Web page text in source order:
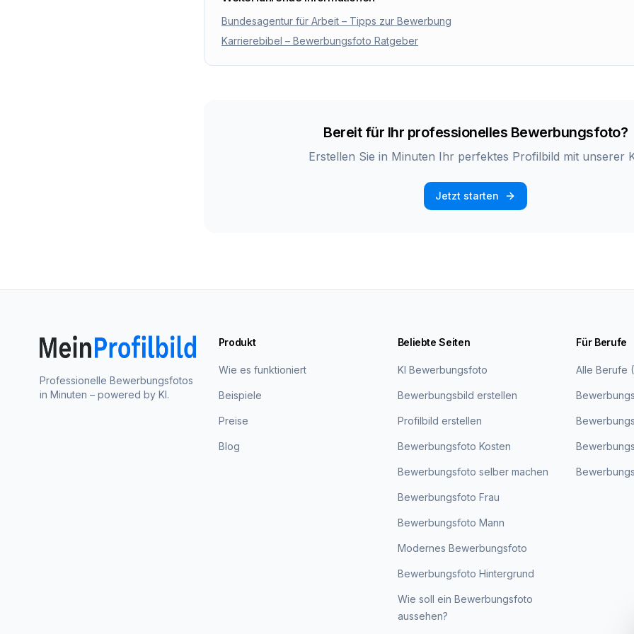
Bundesagentur für Arbeit – Tipps zur Bewerbung
Karrierebibel – Bewerbungsfoto Ratgeber
Bereit für Ihr professionelles Bewerbungsfoto?
Erstellen Sie in Minuten Ihr perfektes Profilbild mit unserer
Jetzt starten
Professionelle Bewerbungsfotos
in Minuten – powered by KI.
Produkt
Wie es funktioniert
Beispiele
Preise
Blog
Beliebte Seiten
KI Bewerbungsfoto
Bewerbungsbild erstellen
Profilbild erstellen
Bewerbungsfoto Kosten
Bewerbungsfoto selber machen
Bewerbungsfoto Frau
Bewerbungsfoto Mann
Modernes Bewerbungsfoto
Bewerbungsfoto Hintergrund
Wie soll ein Bewerbungsfoto
aussehen?
Für Berufe
Alle Berufe